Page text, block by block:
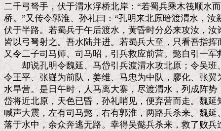
二千弓弩手，伏于渭水浮桥北岸：“若蜀兵乘木筏顺水
桥。”又传令郭淮、孙礼曰：“孔明来北原暗渡渭水，汝
伏于半路。若蜀兵于午后渡水，黄昏时分必来攻汝，
皆以弓弩射之。吾水陆并进。若蜀兵大至，只看吾指挥
又令二子司马师、司马昭，引兵救应前营。懿自引一军
却说孔明令魏延、马岱引兵渡渭水攻北原；令吴班
令王平、张嶷为前队，姜维、马忠为中队，廖化、张
水旱营。是日午时，人马离大寨，尽渡渭水，列成阵
岱将近北原，天色已昏，孙礼哨见，便弃营而走。魏
喊声大震，左有司马懿，右有郭淮，两路兵杀来。魏
落于水中，余众奔逃无路。幸得吴懿兵杀来，救了败